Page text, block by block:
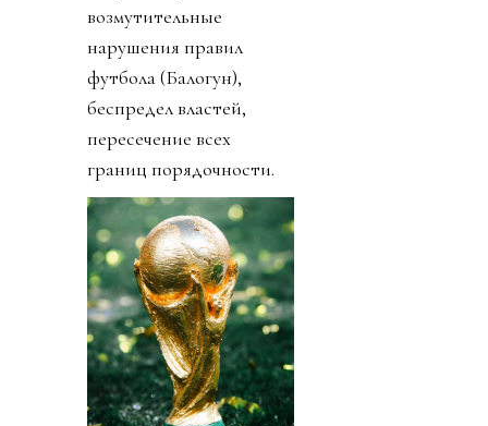
возмутительные
нарушения правил
футбола (Балогун),
беспредел властей,
пересечение всех
границ порядочности.